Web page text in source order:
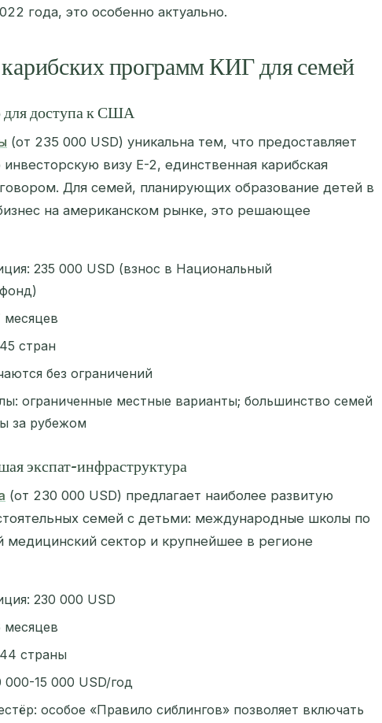
года, это особенно актуально.
программ КИГ для семей
для доступа к США
(от 235 000 USD) уникальна тем, что предоставляет
визу E-2, единственная карибская
Для семей, планирующих образование детей в
на американском рынке, это решающее
235 000 USD (взнос в Национальный
стран
без ограничений
ограниченные местные варианты; большинство семей
за рубежом
экспат-инфраструктура
(от 230 000 USD) предлагает наиболее развитую
семей с детьми: международные школы по
медицинский сектор и крупнейшее в регионе
230 000 USD
страны
000-15 000 USD/год
особое «Правило сиблингов» позволяет включать